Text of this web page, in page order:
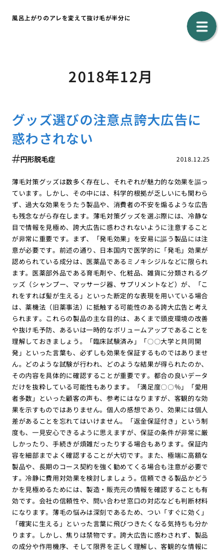
風呂上がりのアレを変えて抜け毛が半分に
2018年12月
グッズ選びの注意点誇大広告に
惑わされない
2018.12.25
円形脱毛症
薄毛対策グッズは数多く存在し、それぞれが魅力的な効果を謳っ
ています。しかし、その中には、科学的根拠が乏しいにも関わら
ず、過大な効果をうたう製品や、消費者の不安を煽るような広告
も残念ながら存在します。薄毛対策グッズを選ぶ際には、冷静な
目で情報を見極め、誇大広告に惑わされないように注意すること
が非常に重要です。まず、「発毛効果」を安易に謳う製品には注
意が必要です。前述の通り、日本国内で医学的に「発毛」効果が
認められている成分は、医薬品であるミノキシジルなどに限られ
ます。医薬部外品である育毛剤や、化粧品、雑貨に分類されるグ
ッズ（シャンプー、マッサージ器、サプリメントなど）が、「こ
れをすれば髪が生える」といった断定的な表現を用いている場合
は、薬機法（旧薬事法）に抵触する可能性のある誇大広告と考え
られます。これらの製品の主な目的は、あくまで頭皮環境の改善
や抜け毛予防、あるいは一時的なボリュームアップであることを
理解しておきましょう。「臨床試験済み」「〇〇大学と共同開
発」といった言葉も、必ずしも効果を保証するものではありませ
ん。どのような試験が行われ、どのような結果が得られたのか、
その内容を具体的に確認することが重要です。都合の良いデータ
だけを抜粋している可能性もあります。「満足度〇〇％」「愛用
者多数」といった顧客の声も、参考にはなりますが、客観的な効
果を示すものではありません。個人の感想であり、効果には個人
差があることを忘れてはいけません。「返金保証付き」という制
度も、一見安心できるように思えますが、保証の条件が非常に厳
しかったり、手続きが煩雑だったりする場合もあります。保証内
容を細部までよく確認することが大切です。また、極端に高額な
製品や、長期のコース契約を強く勧めてくる場合も注意が必要で
す。冷静に費用対効果を検討しましょう。信頼できる製品かどう
かを見極めるためには、製造・販売元の情報を確認することも有
効です。会社の信頼性や、問い合わせ窓口の対応なども判断材料
になります。薄毛の悩みは深刻であるため、つい「すぐに効く」
「確実に生える」といった言葉に飛びつきたくなる気持ちも分か
ります。しかし、焦りは禁物です。誇大広告に惑わされず、製品
の成分や作用機序、そして限界を正しく理解し、客観的な情報に